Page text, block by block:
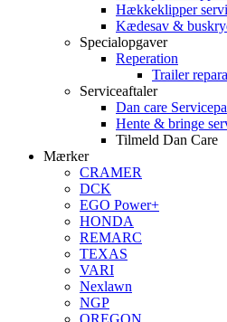
Hækkeklipper
Kædesav &
Specialopgaver
Reperation
Trailer
Serviceaftaler
Dan care
Hente & bringe
Tilmeld Dan Care
Mærker
CRAMER
DCK
EGO Power+
HONDA
REMARC
TEXAS
VARI
Nexlawn
NGP